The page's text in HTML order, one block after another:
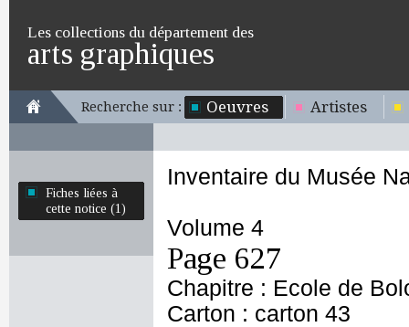
Les collections du département des
arts graphiques
Recherche sur : Oeuvres Artistes
Fiches liées à
cette notice (1)
Inventaire du Musée
Volume 4
Page 627
Chapitre : Ecole de
Carton : carton 43